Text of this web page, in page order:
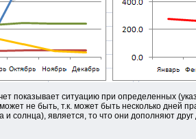
показывает ситуацию при определенных
не быть, т.к. может быть несколько дней
является, то что они дополняют